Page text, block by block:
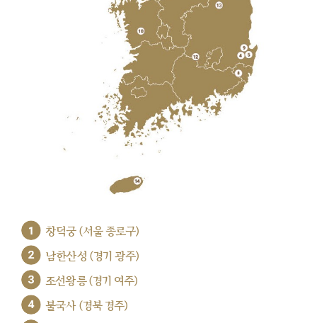
1 창덕궁 (서울 종로구)
2 남한산성 (경기 광주)
3 조선왕릉 (경기 여주)
4 불국사 (경북 경주)